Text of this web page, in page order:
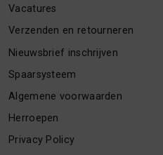
Vacatures
Verzenden en retourneren
Nieuwsbrief inschrijven
Spaarsysteem
Algemene voorwaarden
Herroepen
Privacy Policy